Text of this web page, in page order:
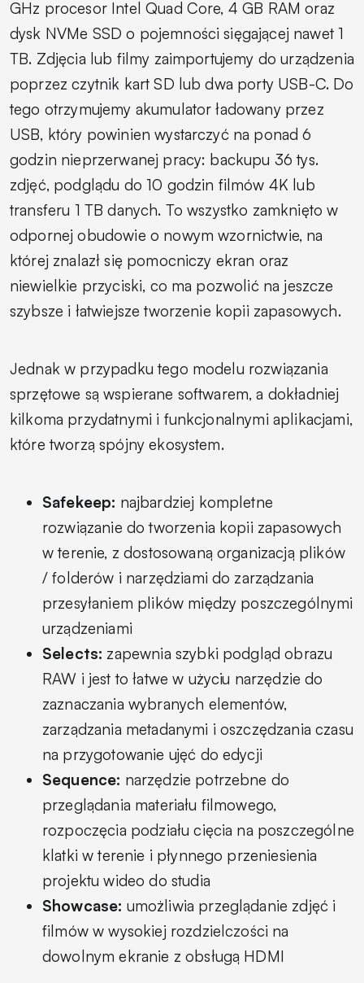
GHz procesor Intel Quad Core, 4 GB RAM oraz
dysk NVMe SSD o pojemności sięgającej nawet 1
TB. Zdjęcia lub filmy zaimportujemy do urządzenia
poprzez czytnik kart SD lub dwa porty USB-C. Do
tego otrzymujemy akumulator ładowany przez
USB, który powinien wystarczyć na ponad 6
godzin nieprzerwanej pracy: backupu 36 tys.
zdjęć, podglądu do 10 godzin filmów 4K lub
transferu 1 TB danych. To wszystko zamknięto w
odpornej obudowie o nowym wzornictwie, na
której znalazł się pomocniczy ekran oraz
niewielkie przyciski, co ma pozwolić na jeszcze
szybsze i łatwiejsze tworzenie kopii zapasowych.
Jednak w przypadku tego modelu rozwiązania
sprzętowe są wspierane softwarem, a dokładniej
kilkoma przydatnymi i funkcjonalnymi aplikacjami,
które tworzą spójny ekosystem.
Safekeep: najbardziej kompletne
rozwiązanie do tworzenia kopii zapasowych
w terenie, z dostosowaną organizacją plików
/ folderów i narzędziami do zarządzania
przesyłaniem plików między poszczególnymi
urządzeniami
Selects: zapewnia szybki podgląd obrazu
RAW i jest to łatwe w użyciu narzędzie do
zaznaczania wybranych elementów,
zarządzania metadanymi i oszczędzania czasu
na przygotowanie ujęć do edycji
Sequence: narzędzie potrzebne do
przeglądania materiału filmowego,
rozpoczęcia podziału cięcia na poszczególne
klatki w terenie i płynnego przeniesienia
projektu wideo do studia
Showcase: umożliwia przeglądanie zdjęć i
filmów w wysokiej rozdzielczości na
dowolnym ekranie z obsługą HDMI